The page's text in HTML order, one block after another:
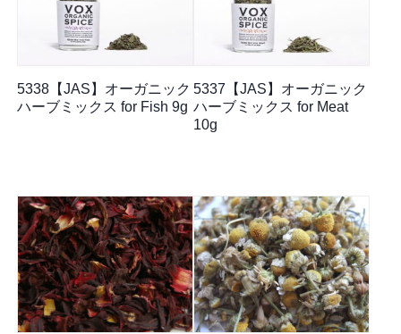
5338【JAS】オーガニック
ハーブミックス for Fish 9g
5337【JAS】オーガニック
ハーブミックス for Meat
10g